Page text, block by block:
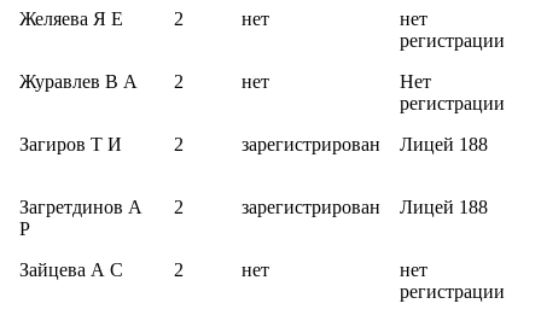
Желяева Я Е
2 нет
нет
регистрации
Журавлев В А
2 нет
Нет
регистрации
Загиров Т И
2 зарегистрирован Лицей 188
Загретдинов А
Р
2 зарегистрирован Лицей 188
Зайцева А С 2 нет
нет
регистрации